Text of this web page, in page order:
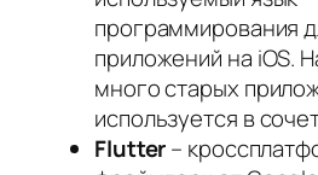
программирования
приложений на iOS.
много старых
используется в
Flutter–